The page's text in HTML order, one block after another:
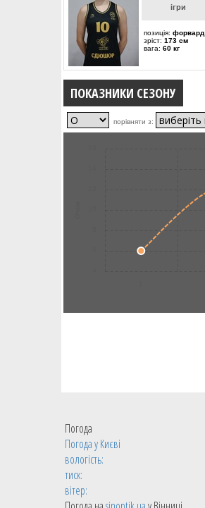
ігри
позиція: форвард
зріст: 173 см
вага: 60 кг
ПОКАЗНИКИ СЕЗОНУ
порівняти з:
Погода
Погода уКиєві
вологість:
тиск:
вітер: